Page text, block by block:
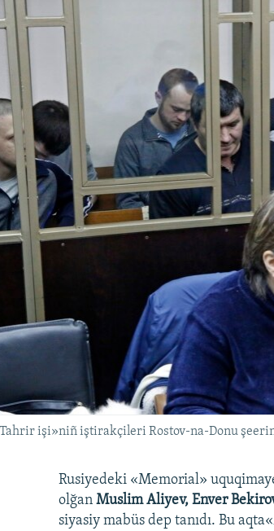
işi»niñ iştirakçileri Rostov-na-Donu
Rusiyedeki «Memorial»
olğanMuslim Aliyev, Enver
siyasiy mabüs dep tanıdı. Bu